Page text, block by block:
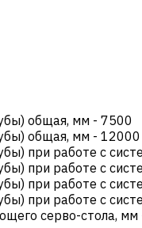
общая, мм - 7500
общая, мм - 12000
при работе с
при работе с
при работе с
при работе с
серво-стола, мм